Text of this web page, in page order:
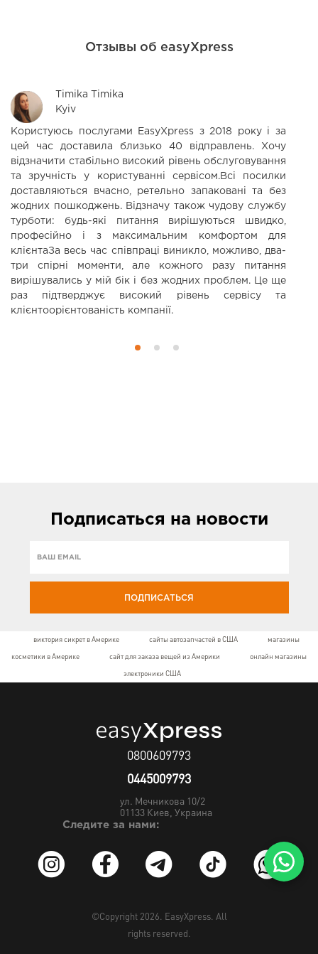
Отзывы об easyXpress
Timika Timika
Kyiv
Користуюсь послугами EasyXpress з 2018 року і за
цей час доставила близько 40 відправлень. Хочу
відзначити стабільно високий рівень обслуговування
та зручність у користуванні сервісом.Всі посилки
доставляються вчасно, ретельно запаковані та без
жодних пошкоджень. Відзначу також чудову службу
турботи: будь-які питання вирішуються швидко,
професійно і з максимальним комфортом для
клієнтаЗа весь час співпраці виникло, можливо, два-
три спірні моменти, але кожного разу питання
вирішувались у мій бік і без жодних проблем. Це ще
раз підтверджує високий рівень сервісу та
клієнтоорієнтованість компанії.
Подписаться на новости
ПОДПИСАТЬСЯ
виктория сикрет в Америке сайты автозапчастей в США магазины
косметики в Америке сайт для заказа вещей из Америки онлайн магазины
электроники США
0800609793
0445009793
ул. Мечникова 10/2
01133 Киев, Украина
Следите за нами:
©Copyright 2026. EasyXpress. All
rights reserved.